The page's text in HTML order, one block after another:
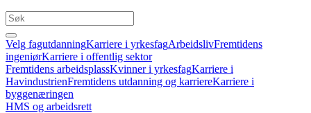
Velg fagutdanningKarriere i yrkesfagArbeidslivFremtidens
ingeniørKarriere i offentlig sektor
Fremtidens arbeidsplassKvinner i yrkesfagKarriere i
HavindustrienFremtidens utdanning og karriereKarriere i
byggenæringen
HMS og arbeidsrett